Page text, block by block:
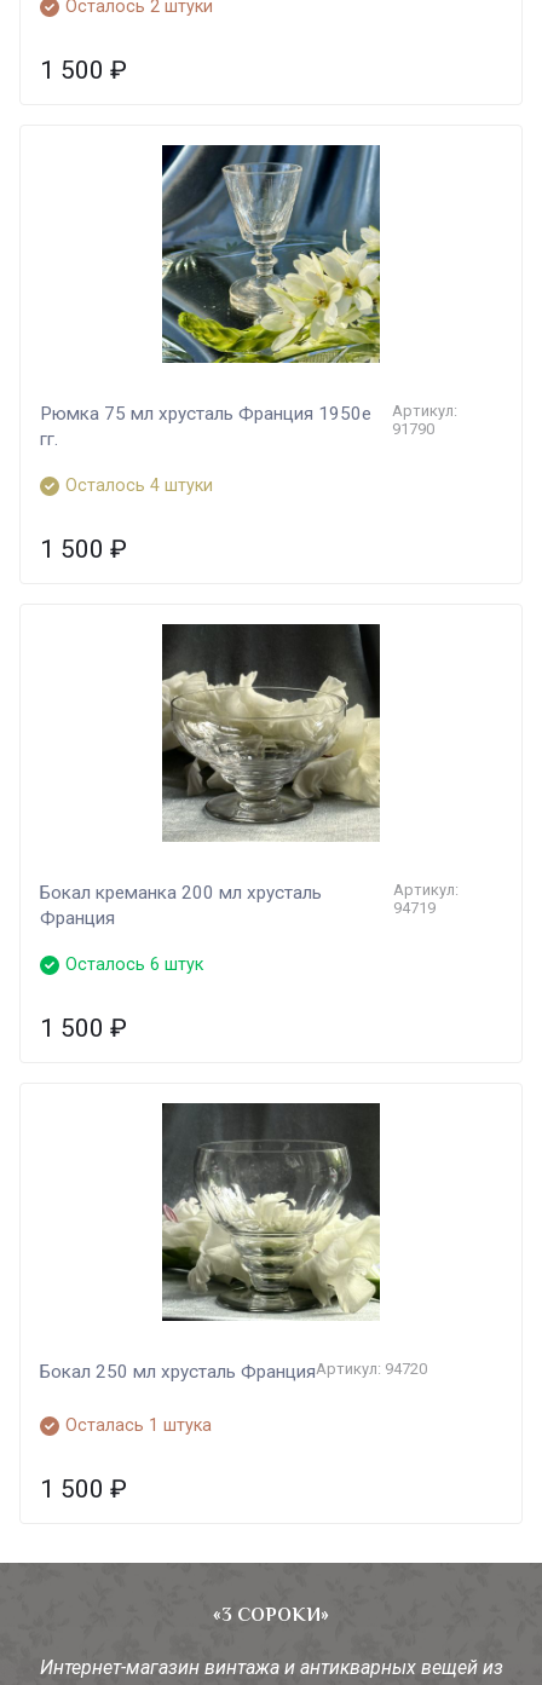
Осталось 2 штуки
1 500 ₽
Рюмка 75 мл хрусталь Франция 1950е
гг.
Артикул:
91790
Осталось 4 штуки
1 500 ₽
Бокал креманка 200 мл хрусталь
Франция
Артикул:
94719
Осталось 6 штук
1 500 ₽
Бокал 250 мл хрусталь ФранцияАртикул: 94720
Осталась 1 штука
1 500 ₽
«3 СОРОКИ»
Интернет-магазин винтажа и антикварных вещей из